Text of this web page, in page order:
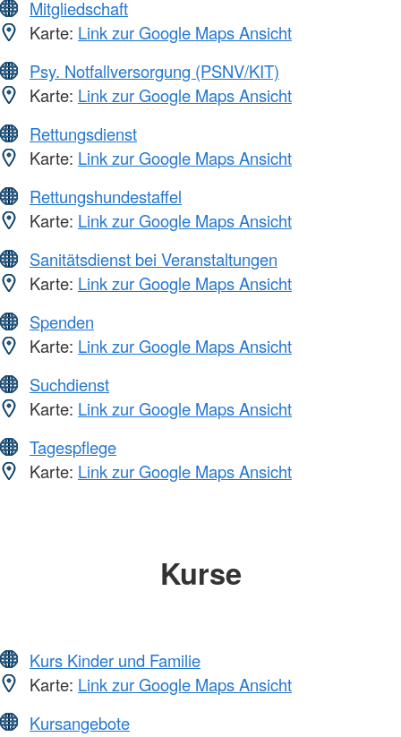
Mitgliedschaft
Karte: Link zur Google Maps Ansicht
Psy. Notfallversorgung (PSNV/KIT)
Karte: Link zur Google Maps Ansicht
Rettungsdienst
Karte: Link zur Google Maps Ansicht
Rettungshundestaffel
Karte: Link zur Google Maps Ansicht
Sanitätsdienst bei Veranstaltungen
Karte: Link zur Google Maps Ansicht
Spenden
Karte: Link zur Google Maps Ansicht
Suchdienst
Karte: Link zur Google Maps Ansicht
Tagespflege
Karte: Link zur Google Maps Ansicht
Kurse
Kurs Kinder und Familie
Karte: Link zur Google Maps Ansicht
Kursangebote